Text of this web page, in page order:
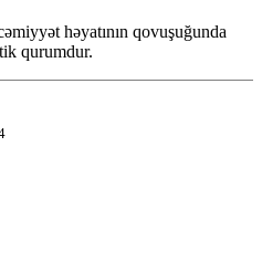
həyatının qovuşuğunda
qurumdur.